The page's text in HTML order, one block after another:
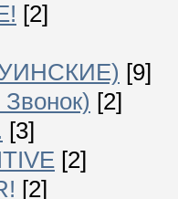
[2]
[9]
[2]
[3]
[2]
[2]